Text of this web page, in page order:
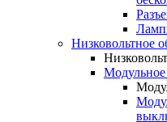
Низковольтное
Модульное